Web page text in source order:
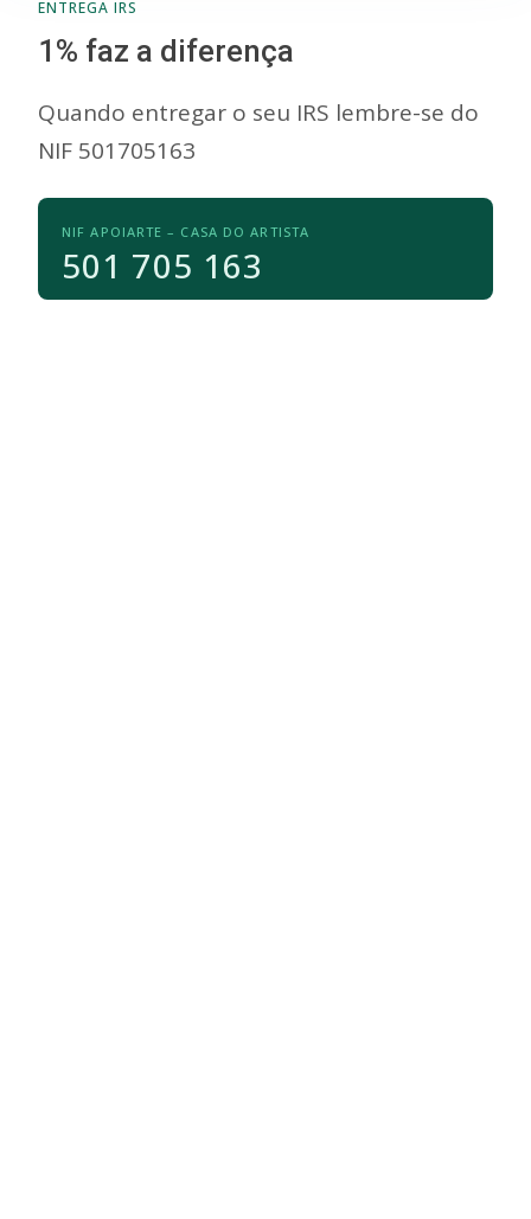
ENTREGA IRS
1% faz a diferença
Quando entregar o seu IRS lembre-se do
NIF 501705163
NIF APOIARTE – CASA DO ARTISTA
501 705 163